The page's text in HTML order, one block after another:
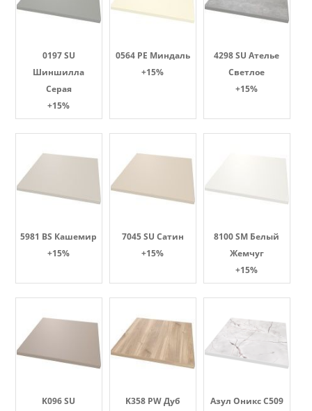
0197 SU
Шиншилла
Серая
+15%
0564 PE Миндаль
+15%
4298 SU Ателье
Светлое
+15%
5981 BS Кашемир
+15%
7045 SU Сатин
+15%
8100 SM Белый
Жемчуг
+15%
K096 SU K358 PW Дуб Азул Оникс С509